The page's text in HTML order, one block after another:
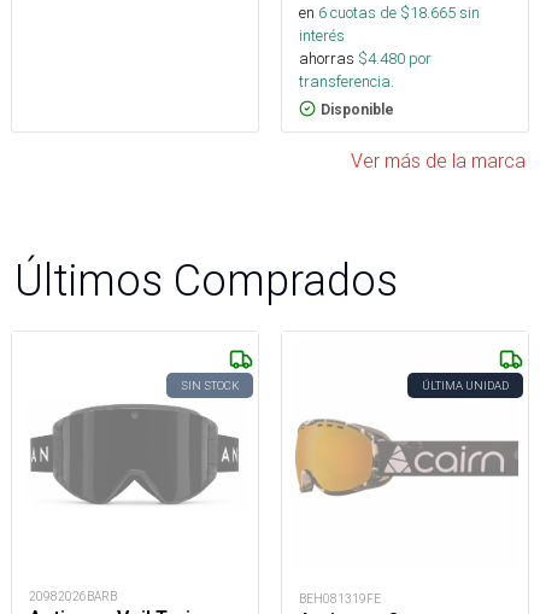
en 6cuotas de $18.665sin
interés
ahorras $4.480 por
transferencia.
Disponible
Ver más de la marca
Últimos Comprados
SIN STOCK
20982026BARB
ÚLTIMA UNIDAD
BEH081319FE